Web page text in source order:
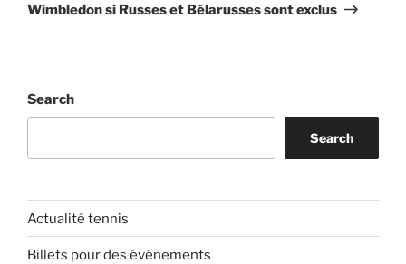
Wimbledon si Russes et Bélarusses sont exclus
Search
Search
Actualité tennis
Billets pour des événements